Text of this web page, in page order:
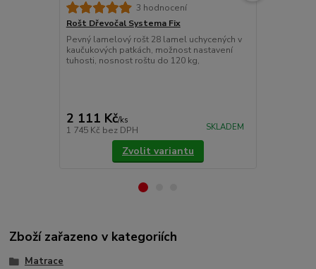
3 hodnocení
Rošt Dřevočal Systema Fix
Pevný lamelový rošt 28 lamel uchycených v
kaučukových patkách, možnost nastavení
tuhosti, nosnost roštu do 120 kg,
2 111 Kč/ks
1 745 Kč bez DPH SKLADEM
Zvolit variantu
Zboží zařazeno v kategoriích
Matrace